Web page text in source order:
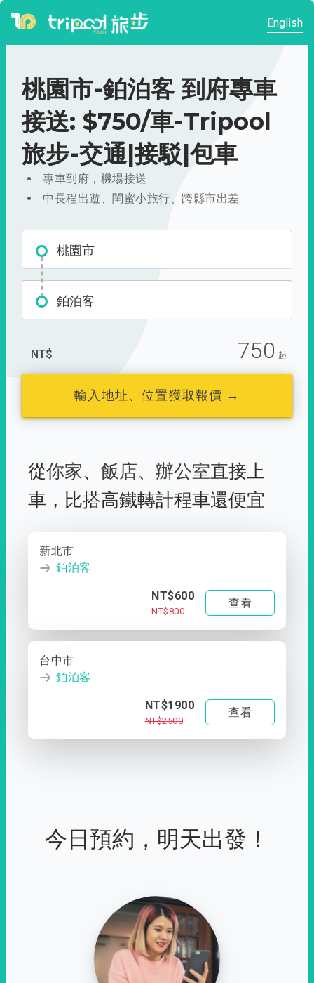
English
桃園市-鉑泊客 到府專車
接送: $750/車-Tripool
旅步-交通|接駁|包車
專車到府，機場接送
中長程出遊、閨蜜小旅行、跨縣市出差
桃園市
鉑泊客
NT$ 750 起
輸入地址、位置獲取報價 →
從你家、 飯店、 辦公室直接上
車， 比搭高鐵轉計程車還便宜
新北市
鉑泊客
NT$600
NT$800
查看
台中市
鉑泊客
NT$1900
NT$2500
查看
今日預約，明天出發！